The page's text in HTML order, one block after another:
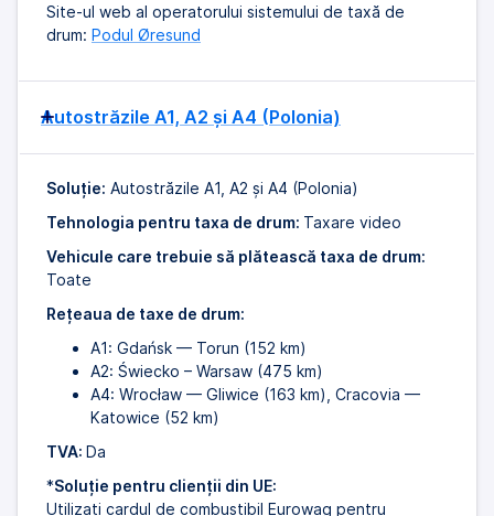
Site-ul web al operatorului sistemului de taxă de
drum: Podul Øresund
Autostrăzile A1, A2 și A4 (Polonia)
Soluție: Autostrăzile A1, A2 și A4 (Polonia)
Tehnologia pentru taxa de drum: Taxare video
Vehicule care trebuie să plătească taxa de drum:
Toate
Rețeaua de taxe de drum:
A1: Gdańsk — Torun (152 km)
A2: Świecko – Warsaw (475 km)
A4: Wrocław — Gliwice (163 km), Cracovia —
Katowice (52 km)
TVA: Da
*Soluție pentru clienții din UE:
Utilizați cardul de combustibil Eurowag pentru